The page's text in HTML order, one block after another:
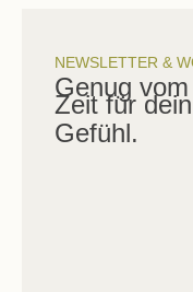
NEWSLETTER &
Genug
Zeit für
Gefühl.